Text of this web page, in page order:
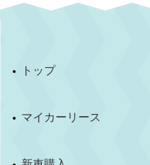
トップ
マイカーリース